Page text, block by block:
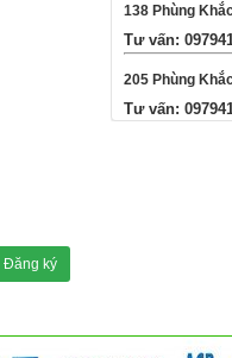
138 Phùng
Tư vấn:
205 Phùng
Tư vấn: